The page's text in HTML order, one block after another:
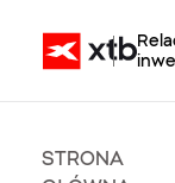
STRONA